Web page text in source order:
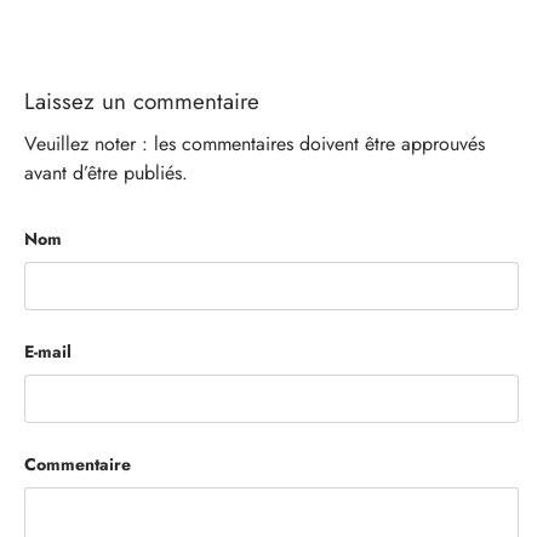
Laissez un commentaire
Veuillez noter : les commentaires doivent être approuvés
avant d’être publiés.
Nom
E-mail
Commentaire